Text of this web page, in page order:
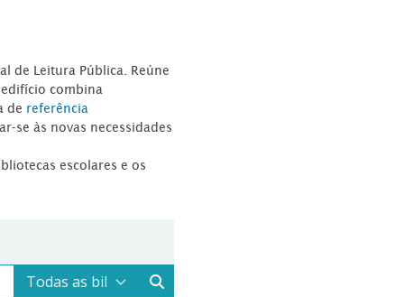
de Leitura Pública. Reúne
combina
de referência
se às novas necessidades
escolares e os